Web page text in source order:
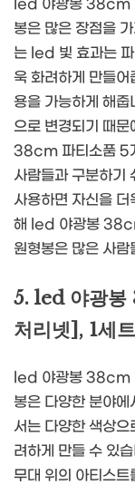
led 야광봉 38cm
봉은 많은 장점을
는 led 빛 효과는
욱 화려하게 만들
용을 가능하게 해
으로 변경되기 때
38cm 파티소품 5
사람들과 구분하기
사용하면 자신을
해 led 야광봉
원형봉은 많은 사
5. led 야광봉
처리넷], 1세
led 야광봉 38cm
봉은 다양한 분야에
서는 다양한 색상
려하게 만들 수 있
무대 위의 아티스